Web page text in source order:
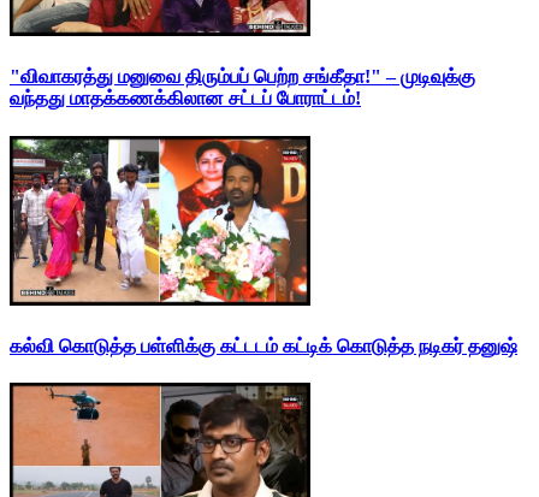
"விவாகரத்து மனுவை திரும்பப் பெற்ற சங்கீதா!" – முடிவுக்கு
வந்தது மாதக்கணக்கிலான சட்டப் போராட்டம்!
கல்வி கொடுத்த பள்ளிக்கு கட்டடம் கட்டிக் கொடுத்த நடிகர் தனுஷ்